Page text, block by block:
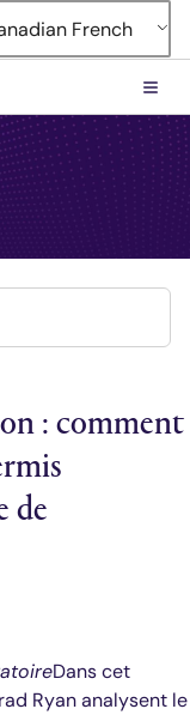
French
: comment
de
Dans cet
Ryan analysent le